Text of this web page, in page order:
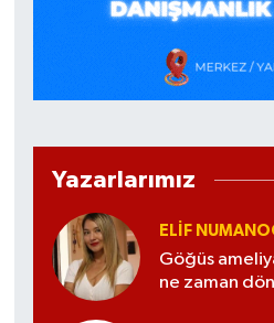
Yazarlarımız
ELİF
Göğüs
ne zaman